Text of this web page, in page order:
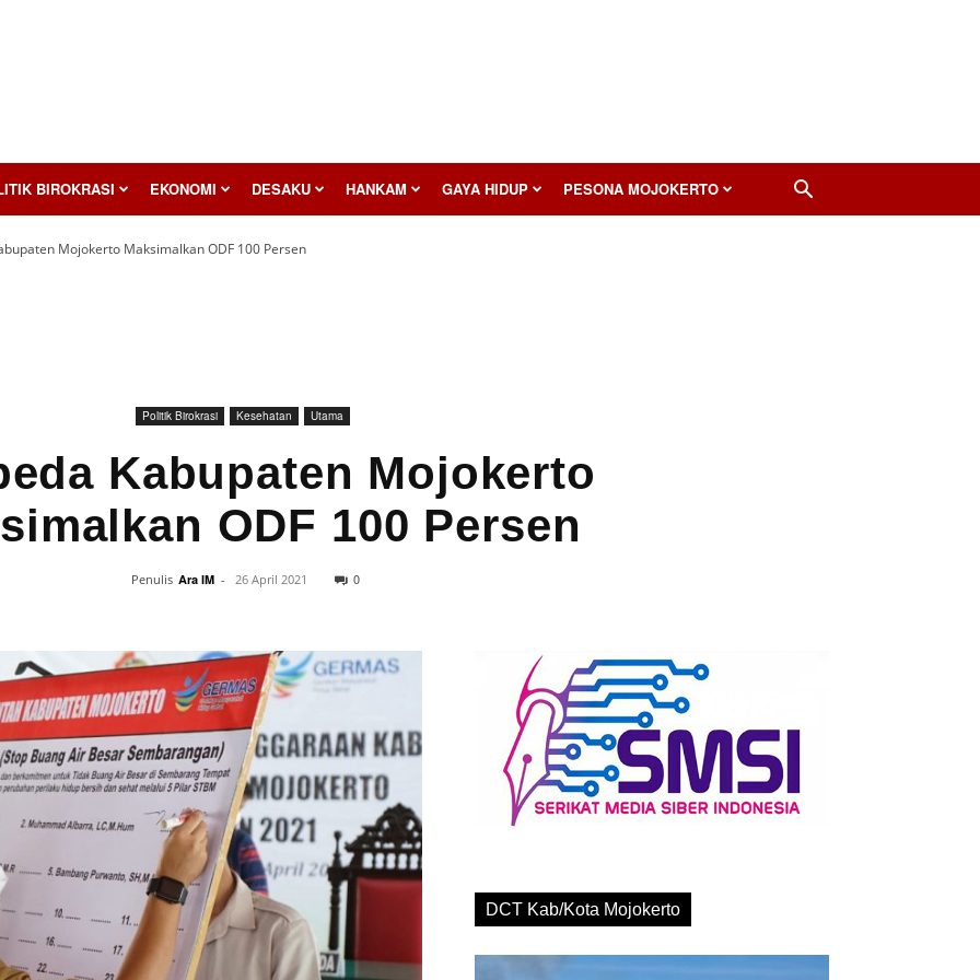
BIROKRASI EKONOMI DESAKU HANKAM GAYA HIDUP PESONA MOJOKERTO
Mojokerto Maksimalkan ODF 100 Persen
Politik Birokrasi Kesehatan Utama
Kabupaten Mojokerto
ODF 100 Persen
Penulis Ara IM - 26 April 2021 0
DCT Kab/Kota Mojokerto